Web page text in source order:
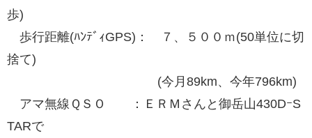
歩)
歩行距離(ﾊﾝﾃﾞｨGPS)： ７、５００ｍ(50単位に切
捨て)
(今月89km、今年796km)
アマ無線ＱＳＯ ：ＥＲＭさんと御岳山430DｰS
TARで